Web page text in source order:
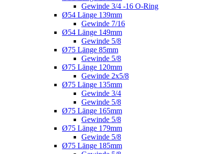
Gewinde 3/4 -16 O-Ring
Ø54 Länge 139mm
Gewinde 7/16
Ø54 Länge 149mm
Gewinde 5/8
Ø75 Länge 85mm
Gewinde 5/8
Ø75 Länge 120mm
Gewinde 2x5/8
Ø75 Länge 135mm
Gewinde 3/4
Gewinde 5/8
Ø75 Länge 165mm
Gewinde 5/8
Ø75 Länge 179mm
Gewinde 5/8
Ø75 Länge 185mm